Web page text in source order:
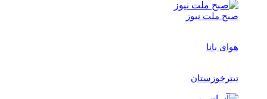
صبح ملت نیوز
هوای بانا
تیترخوزستان